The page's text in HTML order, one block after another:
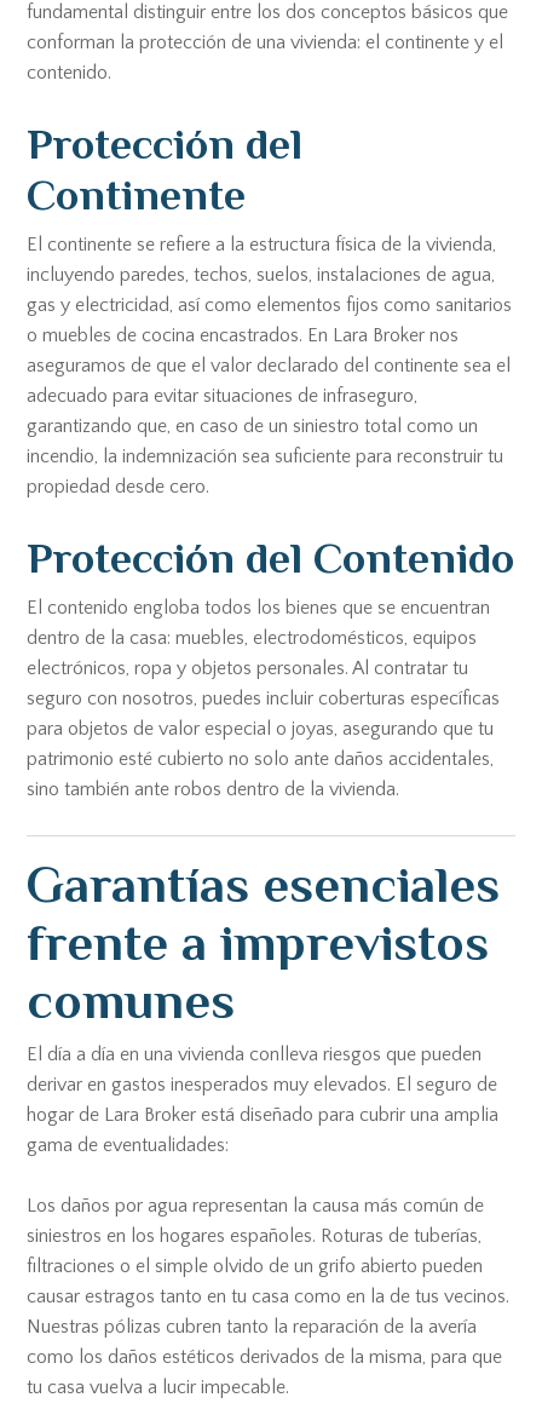
fundamental distinguir entre los dos conceptos básicos que
conforman la protección de una vivienda: el continente y el
contenido.
Protección del
Continente
El continente se refiere a la estructura física de la vivienda,
incluyendo paredes, techos, suelos, instalaciones de agua,
gas y electricidad, así como elementos fijos como sanitarios
o muebles de cocina encastrados. En Lara Broker nos
aseguramos de que el valor declarado del continente sea el
adecuado para evitar situaciones de infraseguro,
garantizando que, en caso de un siniestro total como un
incendio, la indemnización sea suficiente para reconstruir tu
propiedad desde cero.
Protección del Contenido
El contenido engloba todos los bienes que se encuentran
dentro de la casa: muebles, electrodomésticos, equipos
electrónicos, ropa y objetos personales. Al contratar tu
seguro con nosotros, puedes incluir coberturas específicas
para objetos de valor especial o joyas, asegurando que tu
patrimonio esté cubierto no solo ante daños accidentales,
sino también ante robos dentro de la vivienda.
Garantías esenciales
frente a imprevistos
comunes
El día a día en una vivienda conlleva riesgos que pueden
derivar en gastos inesperados muy elevados. El seguro de
hogar de Lara Broker está diseñado para cubrir una amplia
gama de eventualidades:
Los daños por agua representan la causa más común de
siniestros en los hogares españoles. Roturas de tuberías,
filtraciones o el simple olvido de un grifo abierto pueden
causar estragos tanto en tu casa como en la de tus vecinos.
Nuestras pólizas cubren tanto la reparación de la avería
como los daños estéticos derivados de la misma, para que
tu casa vuelva a lucir impecable.